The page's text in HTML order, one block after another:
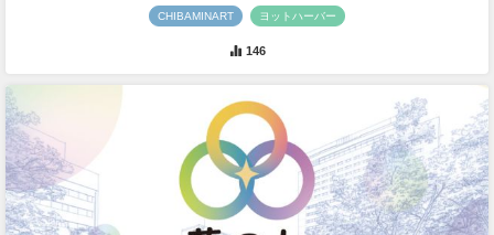
CHIBAMINART ヨットハーバー
146